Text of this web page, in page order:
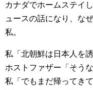
カナダでホームステイ
ュースの話になり、な
私。
私「北朝鮮は日本人を誘
ホストファザー「そうな
私「でもまだ帰ってき